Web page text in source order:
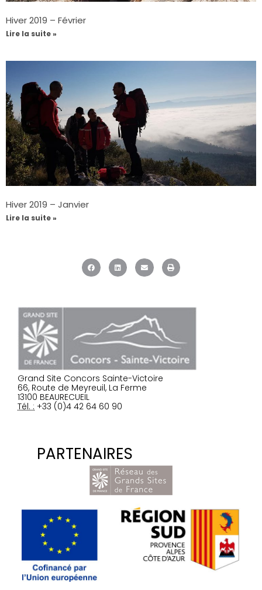
Hiver 2019 – Février
Lire la suite »
Hiver 2019 – Janvier
Lire la suite »
Grand Site Concors Sainte-Victoire
66, Route de Meyreuil, La Ferme
13100 BEAURECUEIL
Tél. : +33 (0)4 42 64 60 90
PARTENAIRES